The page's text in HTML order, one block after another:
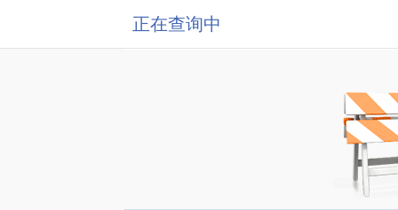
正在查询中